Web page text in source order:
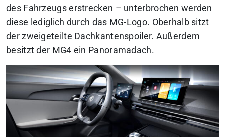
des Fahrzeugs erstrecken – unterbrochen werden
diese lediglich durch das MG-Logo. Oberhalb sitzt
der zweigeteilte Dachkantenspoiler. Außerdem
besitzt der MG4 ein Panoramadach.